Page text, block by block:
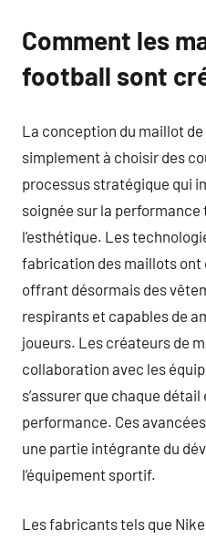
Comment les
football sont
La conception du maillot
simplement à choisir des
processus stratégique qui
soignée sur la
l’esthétique. Les
fabrication des maillots ont
offrant désormais des
respirants et capables de
joueurs. Les créateurs de
collaboration avec les
s’assurer que chaque
performance. Ces
une partie intégrante du
l’équipement sportif.
Les fabricants tels que